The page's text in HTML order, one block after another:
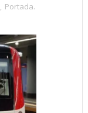
, Portada.